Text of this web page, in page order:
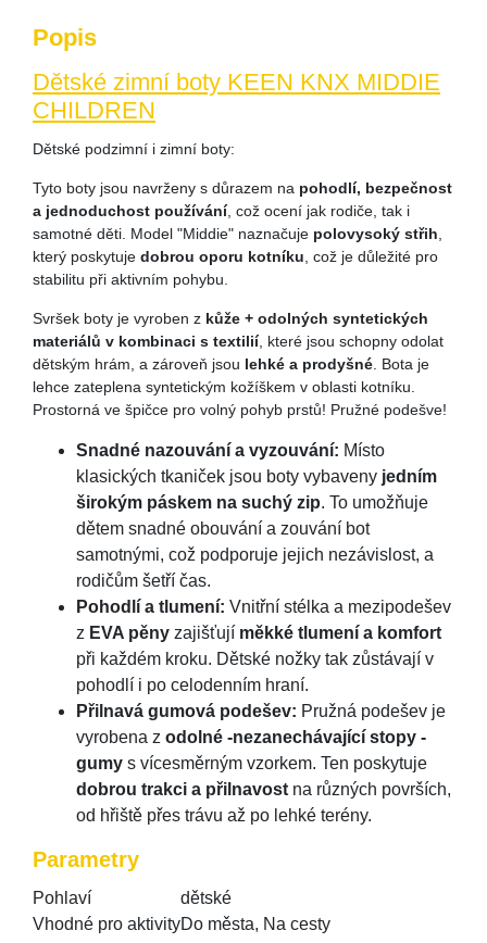
Popis
Dětské zimní boty KEEN KNX MIDDIE
CHILDREN
Dětské podzimní i zimní boty:
Tyto boty jsou navrženy s důrazem na pohodlí, bezpečnost
a jednoduchost používání, což ocení jak rodiče, tak i
samotné děti. Model "Middie" naznačuje polovysoký střih
který poskytuje dobrou oporu kotníku , což je důležité pro
stabilitu při aktivním pohybu.
Svršek boty je vyroben z kůže + odolných syntetických
materiálů v kombinaci s textilií, které jsou schopny odolat
dětským hrám, a zároveň jsou lehké a prodyšné . Bota je
lehce zateplena syntetickým kožíškem v oblasti kotníku.
Prostorná ve špičce pro volný pohyb prstů! Pružné podešve!
Snadné nazouvání a vyzouvání: Místo
klasických tkaniček jsou boty vybaveny jedním
širokým páskem na suchý zip. To umožňuje
dětem snadné obouvání a zouvání bot
samotnými, což podporuje jejich nezávislost, a
rodičům šetří čas.
Pohodlí a tlumení: Vnitřní stélka a mezipodešev
z EVA pěny zajišťují měkké tlumení a komfort
při každém kroku. Dětské nožky tak zůstávají v
pohodlí i po celodenním hraní.
Přilnavá gumová podešev: Pružná podešev je
vyrobena z odolné -nezanechávající stopy -
gumy s vícesměrným vzorkem. Ten poskytuje
dobrou trakci a přilnavost na různých površích,
od hřiště přes trávu až po lehké terény.
Parametry
Pohlaví
dětské
Vhodné pro aktivityDo města, Na cesty